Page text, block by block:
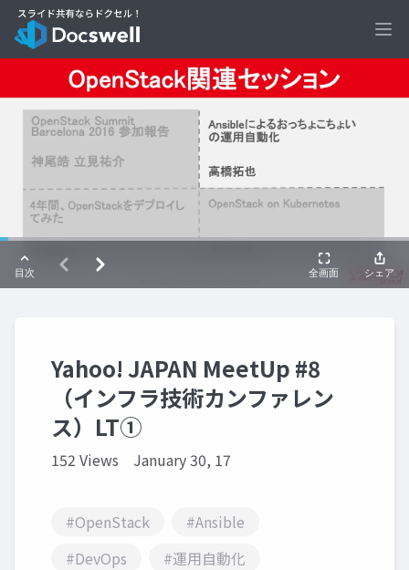
Yahoo! JAPAN MeetUp #8
（インフラ技術カンファレン
ス）LT①
152 Views January 30, 17
#OpenStack
#Ansible
#DevOps
#運用自動化